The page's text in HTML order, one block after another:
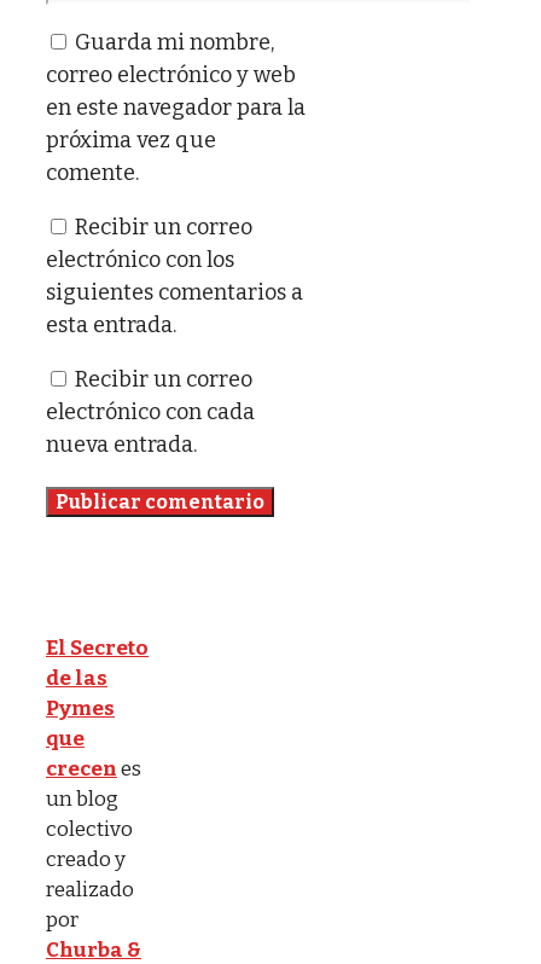
Guarda mi nombre,
correo electrónico y web
en este navegador para la
próxima vez que
comente.
Recibir un correo
electrónico con los
siguientes comentarios a
esta entrada.
Recibir un correo
electrónico con cada
nueva entrada.
El Secreto
de las
Pymes
que
crecenes
un blog
colectivo
creado y
realizado
por
Churba &